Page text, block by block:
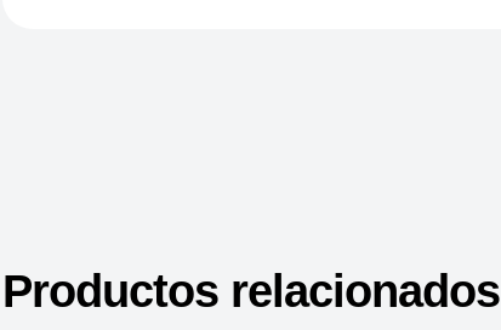
Productos relacionados